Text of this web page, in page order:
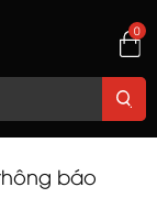
0
báo